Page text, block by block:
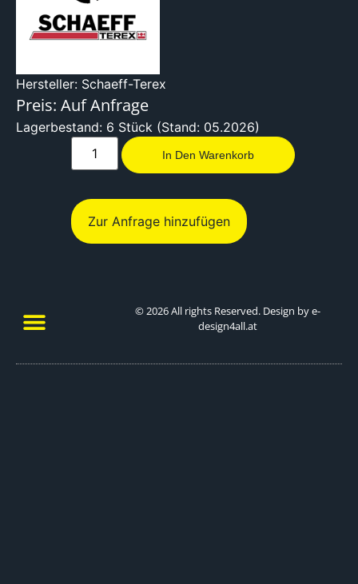
Hersteller: Schaeff-Terex
Preis: Auf Anfrage
Lagerbestand: 6 Stück (Stand: 05.2026)
In Den Warenkorb
Zur Anfrage hinzufügen
© 2026 All rights Reserved. Design by e-
design4all.at